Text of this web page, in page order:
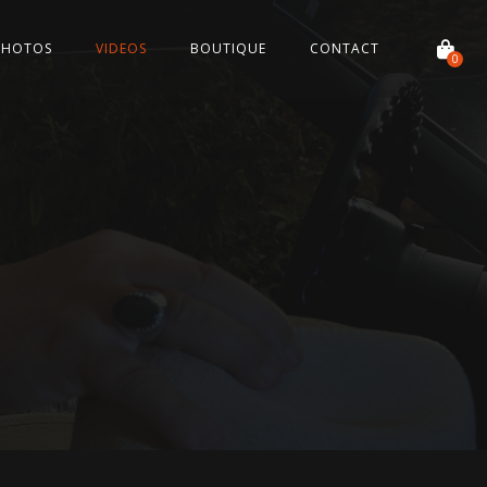
0
VIDEOS BOUTIQUE CONTACT